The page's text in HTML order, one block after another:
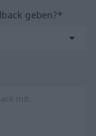
geben?*